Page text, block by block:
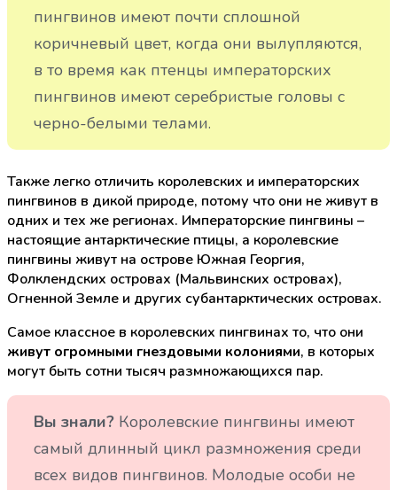
пингвинов имеют почти сплошной
коричневый цвет, когда они вылупляются,
в то время как птенцы императорских
пингвинов имеют серебристые головы с
черно-белыми телами.
Также легко отличить королевских и императорских
пингвинов в дикой природе, потому что они не живут в
одних и тех же регионах. Императорские пингвины –
настоящие антарктические птицы, а королевские
пингвины живут на острове Южная Георгия,
Фолклендских островах (Мальвинских островах),
Огненной Земле и других субантарктических островах.
Самое классное в королевских пингвинах то, что они
живут огромными гнездовыми колониями, в которых
могут быть сотни тысяч размножающихся пар.
Вы знали? Королевские пингвины имеют
самый длинный цикл размножения среди
всех видов пингвинов. Молодые особи не